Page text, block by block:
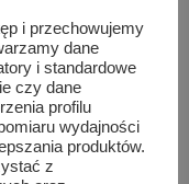
Żuawów
złożenie
i przechowujemy
dane
i standardowe
czy dane
profilu
wydajności
produktów.
z